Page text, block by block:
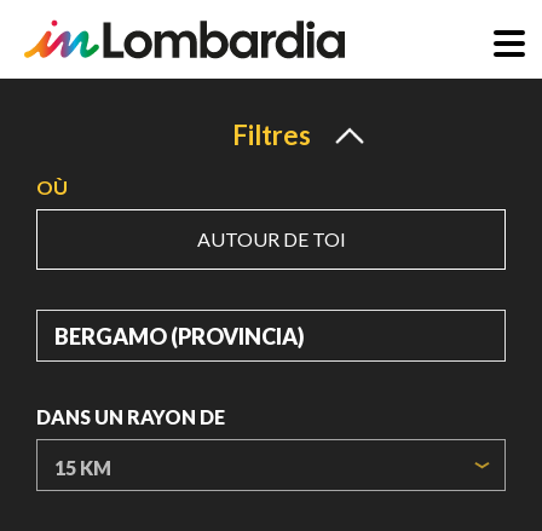
principal
Filtres
OÙ
AUTOUR DE TOI
OÙ
DANS UN RAYON DE